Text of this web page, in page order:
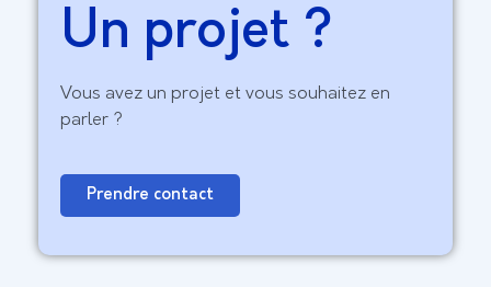
Un projet ?
Vous avez un projet et vous souhaitez en
parler ?
Prendre contact